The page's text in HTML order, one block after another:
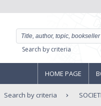
Search by criteria
HOME PAGE
Search by criteria